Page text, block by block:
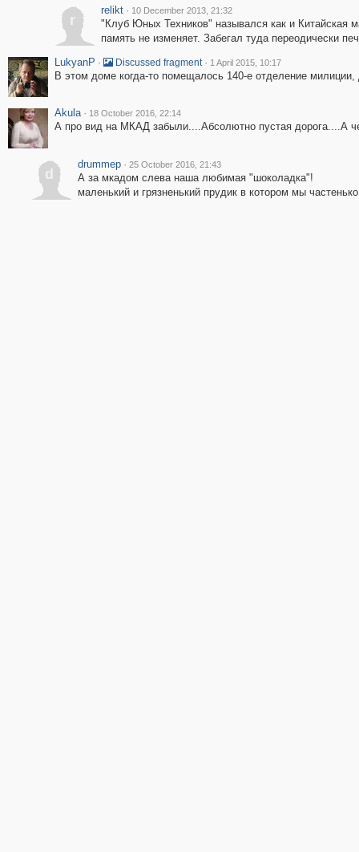
r
relikt · 10 December 2013, 21:32
"Клуб Юных Техников" назывался как и
память не изменяет. Забегал туда переодически
LukyanP · Discussed fragment · 1 April 2015, 10:17
В этом доме когда-то помещалось 140-е отделение милиции,
Akula · 18 October 2016, 22:14
А про вид на МКАД забыли....Абсолютно пустая дорога....А
d
drummep · 25 October 2016, 21:43
А за мкадом слева наша любимая "шоколадка"!
маленький и грязненький прудик в котором мы